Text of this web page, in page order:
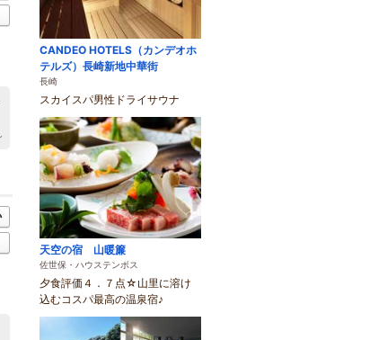
CANDEO HOTELS（カンデオホ
テルズ）長崎新地中華街
長崎
スカイスパ男性ドライサウナ
天空の宿 山暖簾
佐世保・ハウステンボス
夕食評価４．７点☆山里に溶け
込むコスパ最高の温泉宿♪